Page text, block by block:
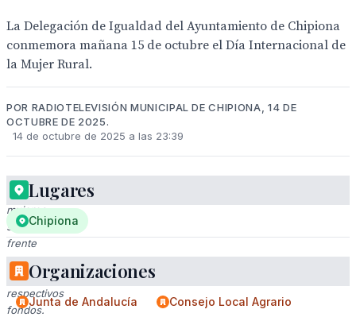
La Delegación de Igualdad del Ayuntamiento de Chipiona
conmemora mañana 15 de octubre el Día Internacional de
la Mujer Rural.
POR RADIOTELEVISIÓN MUNICIPAL DE CHIPIONA, 14 DE
OCTUBRE DE 2025.
14 de octubre de 2025 a las 23:39
Dos
mujeres
sonríen
frente
a
sus
respectivos
fondos.
Lugares
Chipiona
Organizaciones
Junta de Andalucía
Consejo Local Agrario